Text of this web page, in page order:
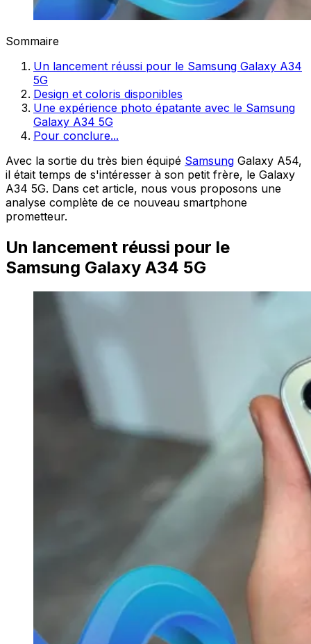
Sommaire
Un lancement réussi pour le Samsung Galaxy A34
5G
Design et coloris disponibles
Une expérience photo épatante avec le Samsung
Galaxy A34 5G
Pour conclure...
Avec la sortie du très bien équipé Samsung Galaxy A54,
il était temps de s'intéresser à son petit frère, le Galaxy
A34 5G. Dans cet article, nous vous proposons une
analyse complète de ce nouveau smartphone
prometteur.
Un lancement réussi pour le
Samsung Galaxy A34 5G